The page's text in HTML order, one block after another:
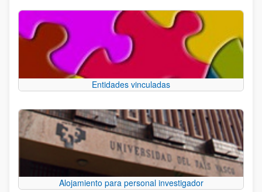
Entidades vinculadas
Alojamiento para personal investigador